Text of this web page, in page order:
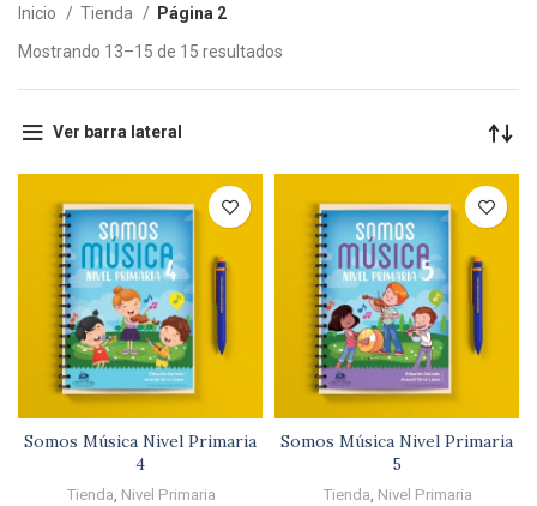
Inicio Tienda
Página 2
Mostrando 13–15 de 15 resultados
Ver barra lateral
Somos Música Nivel Primaria
4
Tienda, Nivel Primaria
Somos Música Nivel Primaria
5
Tienda, Nivel Primaria